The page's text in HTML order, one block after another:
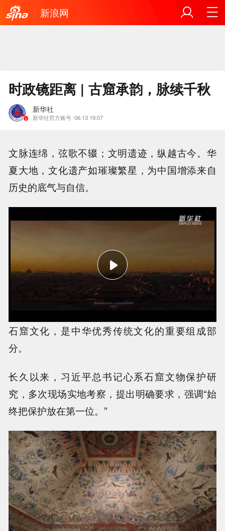
新浪网
时政镜距离 | 古窟承韵，脉续千秋
新华社
新华社官方账号 06.13 19:07
文脉连绵，弦歌不辍；文明遗迹，纵越古今。华
夏大地，文化遗产如璀璨繁星，为中国增添来自
历史的底气与自信。
石窟文化，是中华优秀传统文化的重要组成部
分。
长久以来，习近平总书记心系石窟文物保护研
究，多次现场实地考察，提出明确要求，强调“始
终把保护放在第一位。”